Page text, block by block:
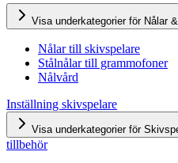
Visa underkategorier för Nålar
Nålar till skivspelare
Stålnålar till grammofoner
Nålvård
Inställning skivspelare
Visa underkategorier för
tillbehör